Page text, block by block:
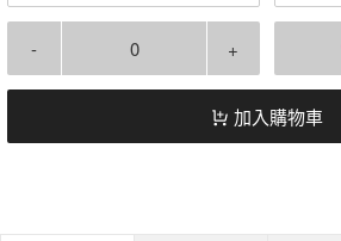
- +
加入購物車